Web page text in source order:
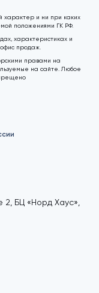
характер и ни при каких
положениями ГК РФ.
характеристиках и
продаж.
правами на
на сайте. Любое
2, БЦ «Норд Хаус»,